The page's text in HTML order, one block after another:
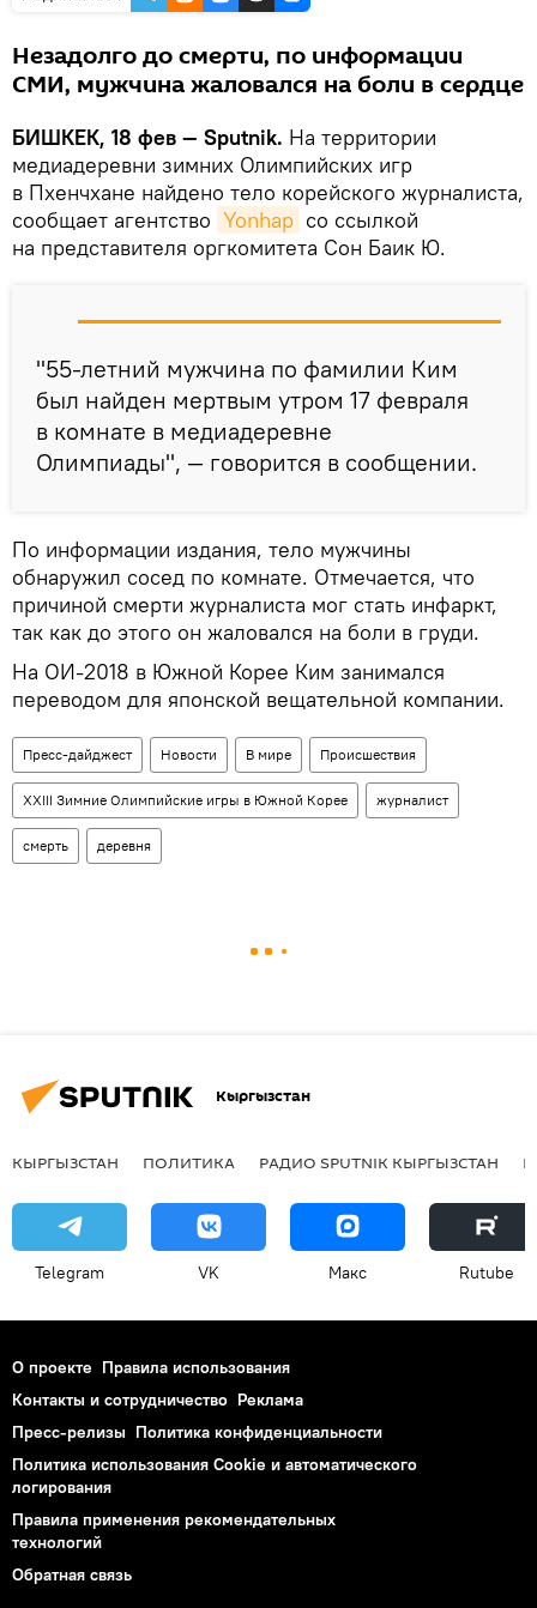
Незадолго до смерти, по информации
СМИ, мужчина жаловался на боли в сердце
БИШКЕК, 18 фев — Sputnik. На территории
медиадеревни зимних Олимпийских игр
в Пхенчхане найдено тело корейского журналиста,
сообщает агентство Yonhap со ссылкой
на представителя оргкомитета Сон Баик Ю.
"55-летний мужчина по фамилии Ким
был найден мертвым утром 17 февраля
в комнате в медиадеревне
Олимпиады", — говорится в сообщении.
По информации издания, тело мужчины
обнаружил сосед по комнате. Отмечается, что
причиной смерти журналиста мог стать инфаркт,
так как до этого он жаловался на боли в груди.
На ОИ-2018 в Южной Корее Ким занимался
переводом для японской вещательной компании.
Пресс-дайджест Новости В мире Происшествия
XXIII Зимние Олимпийские игры в Южной Корее журналист
смерть деревня
Кыргызстан
КЫРГЫЗСТАН ПОЛИТИКА РАДИО SPUTNIK КЫРГЫЗСТАН
Telegram VK Макс Rutube
О проекте Правила использования
Контакты и сотрудничество Реклама
Пресс-релизы Политика конфиденциальности
Политика использования Cookie и автоматического
логирования
Правила применения рекомендательных
технологий
Обратная связь